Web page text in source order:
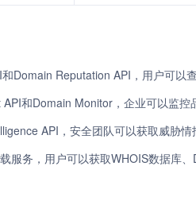
Domain Reputation API，用户可以
和Domain Monitor，企业可以监
API，安全团队可以获取威胁
服务，用户可以获取WHOIS数据库